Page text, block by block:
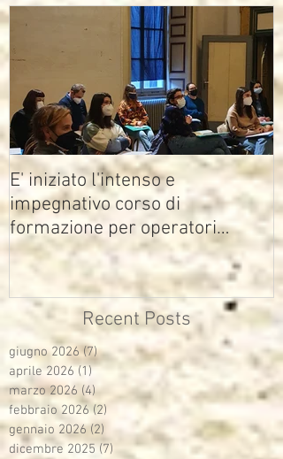
E' iniziato l'intenso e
impegnativo corso di
formazione per operatori
multimediali Avisco
Recent Posts
giugno 2026 (7)7 post
aprile 2026 (1)1 post
marzo 2026 (4)4 post
febbraio 2026 (2) 2 post
gennaio 2026 (2) 2 post
dicembre 2025 (7) 7 post